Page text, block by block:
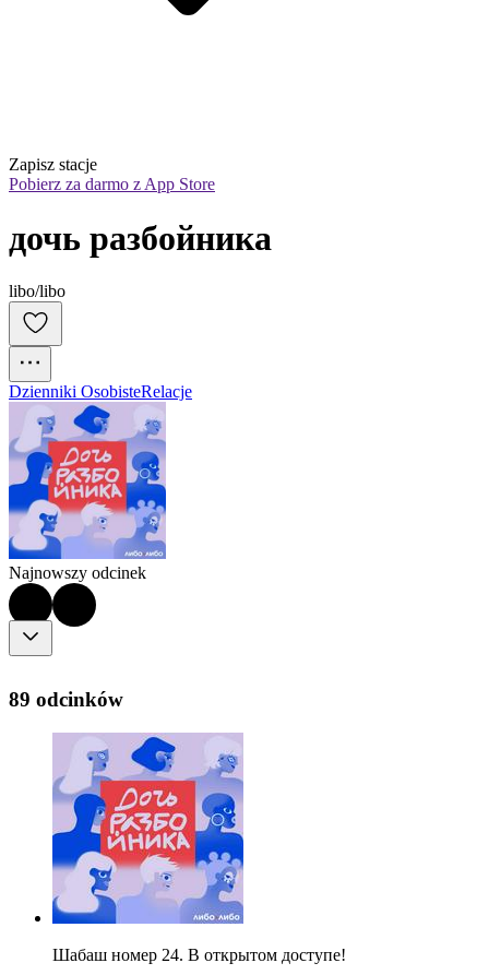
Zapisz stacje
Pobierz za darmo z App Store
дочь разбойника
libo/libo
Dzienniki OsobisteRelacje
Najnowszy odcinek
89 odcinków
Шабаш номер 24. В открытом доступе!